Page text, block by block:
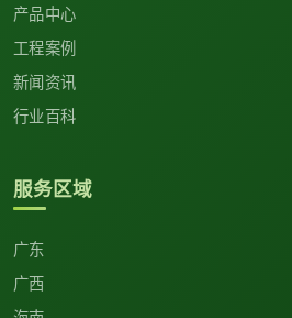
产品中心
工程案例
新闻资讯
行业百科
服务区域
广东
广西